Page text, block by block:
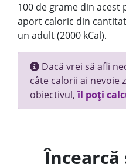
100 de grame din acest
aport caloric din
un adult (2000 kCal).
Dacă vrei să afli
câte calorii ai nevoie
obiectivul,îl poți
Încearcă